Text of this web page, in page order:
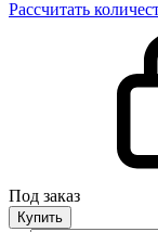
Рассчитать
Под заказ
Купить